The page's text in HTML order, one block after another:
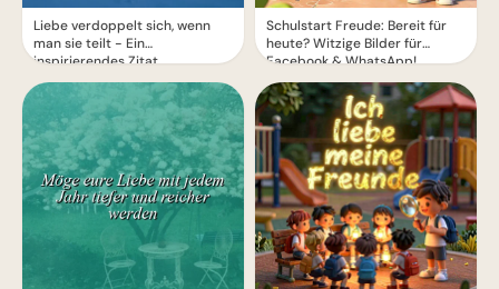
Liebe verdoppelt sich, wenn
man sie teilt - Ein
inspirierendes Zitat
Schulstart Freude: Bereit für
heute? Witzige Bilder für
Facebook & WhatsApp!